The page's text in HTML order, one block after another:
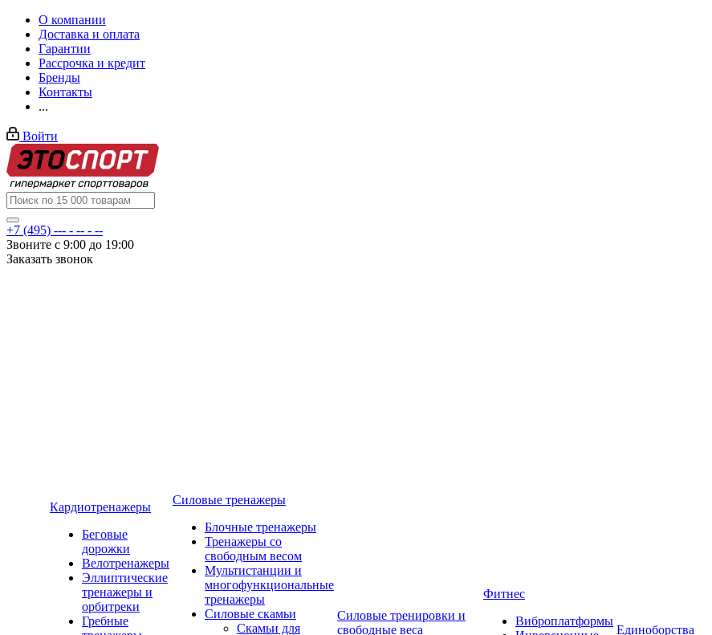
О компании
Доставка и оплата
Гарантии
Рассрочка и кредит
Бренды
Контакты
...
Войти
+7 (495) --- - -- - --
Звоните с 9:00 до 19:00
Заказать звонок
Кардиотренажеры
Беговые
дорожки
Велотренажеры
Эллиптические
тренажеры и
орбитреки
Гребные
Силовые тренажеры
Блочные тренажеры
Тренажеры со
свободным весом
Мультистанции и
многофункциональные
тренажеры
Силовые скамьи
Скамьи для
Силовые тренировки и
свободные веса
Фитнес
Виброплатформы
Единоборства